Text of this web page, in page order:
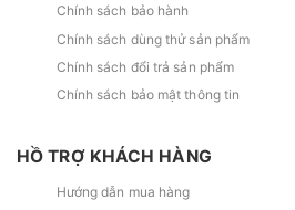
Chính sách bảo hành
Chính sách dùng thử sản phẩm
Chính sách đổi trả sản phẩm
Chính sách bảo mật thông tin
HỒ TRỢ KHÁCH HÀNG
Hướng dẫn mua hàng